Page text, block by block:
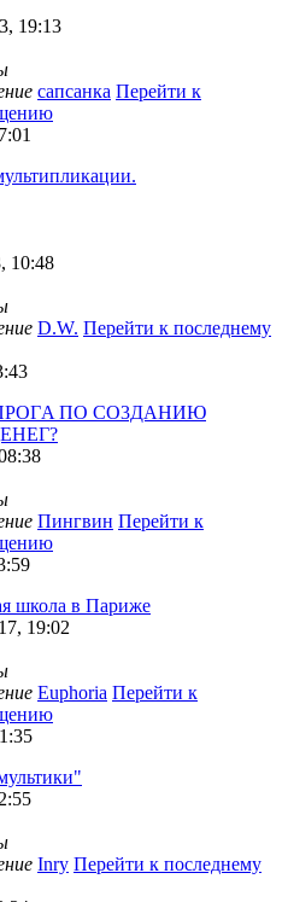
19:13
сапсанка Перейти к
10:48
D.W. Перейти к последнему
ПO CO3ДAHИЮ
Пингвин Перейти к
школа в Париже
19:02
Euphoria Перейти к
Inry Перейти к последнему